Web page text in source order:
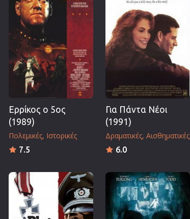
Ελληνικός Κινηματογράφος
Επιβίωσης
Επιστημονικής Φαντασίας
Εποχής
Ερωτικές
Ευρωπαικός Κινηματογράφος
Θρησκευτικές
Θρίλερ
Καταστροφής
Περιπέτειες
Πολεμικές
Πολεμικές Τέχνες
Πολιτική
Τρόμου
Φαντασίας
Φιλμ Νουάρ
Χριστουγεννιάτικες
Ερρίκος ο 5ος
(1989)
Πολεμικές Ιστορικές
7.5
Για Πάντα Νέοι
(1991)
Δραματικές Αισθηματικές
6.0